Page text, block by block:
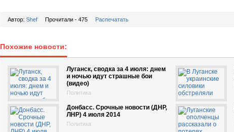
Автор: Shef Прочитали - 475 Распечатать
Похожие новости:
Луганск, сводка за 4 июля: днем
и ночью идут страшные бои
(видео)
Политика
Донбасс. Срочные новости (ДНР,
ЛНР) 4 июля 2014
Политика